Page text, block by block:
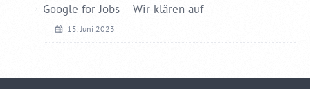
Google for Jobs – Wir klären auf
15. Juni 2023